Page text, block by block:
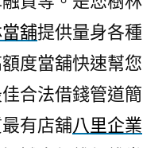
舖提供量身各種
度當舖快速幫您
合法借錢管道簡
有店舖八里企業